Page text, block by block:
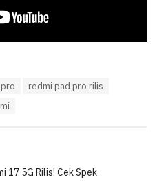
redmi pad pro rilis
17 5G Rilis! Cek Spek